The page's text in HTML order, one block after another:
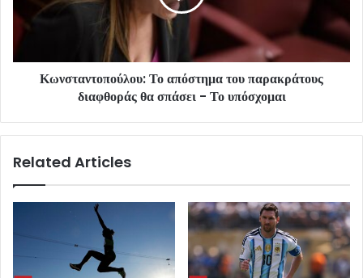
Κωνσταντοπούλου: Το απόστημα του παρακράτους
διαφθοράς θα σπάσει - Το υπόσχομαι
Related Articles